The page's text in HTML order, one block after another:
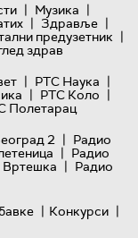
| Музика |
| Здравље |
предузетник |
здрав
| РТС Наука |
| РТС Коло |
Полетарац
2 | Радио
| Радио
Вртешка | Радио
| Конкурси |